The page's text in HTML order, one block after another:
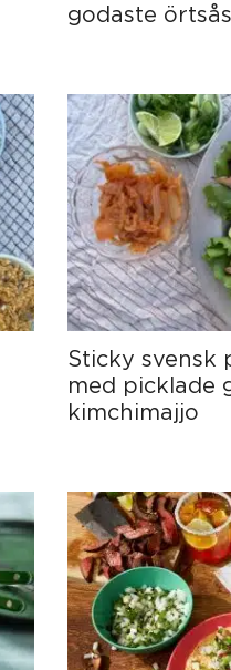
godaste örtsås
Sticky svensk
med picklade
kimchimajjo